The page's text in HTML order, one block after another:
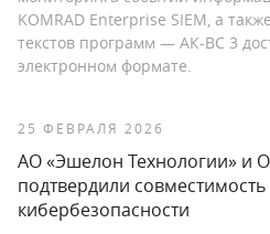
KOMRAD Enterprise SIEM, а
текстов программ — АК-ВС 3
электронном формате.
25 ФЕВРАЛЯ 2026
АО «Эшелон Технологии» и
подтвердили
кибербезопасности